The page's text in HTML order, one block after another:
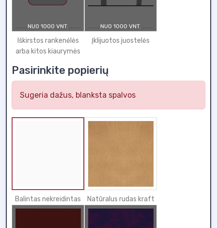
NUO 1000 VNT.
Iškirstos rankenėlės
arba kitos kiaurymės
NUO 1000 VNT.
Įklijuotos juostelės
Pasirinkite popierių
Sugeria dažus, blanksta spalvos
Balintas nekreidintas Natūralus rudas kraft